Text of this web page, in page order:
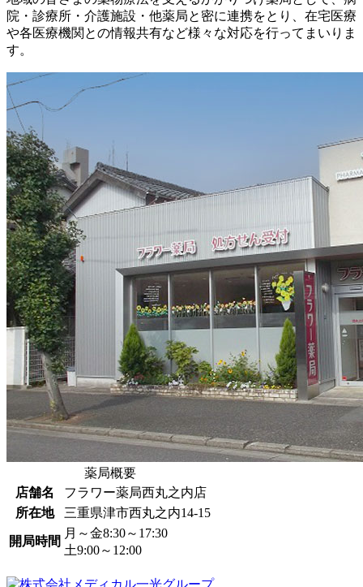
院・診療所・介護施設・他薬局と密に連携をとり、在宅医療
や各医療機関との情報共有など様々な対応を行ってまいりま
す。
薬局概要
店舗名
フラワー薬局西丸之内店
所在地
三重県津市西丸之内14-15
開局時間
月～金8:30～17:30
土9:00～12:00